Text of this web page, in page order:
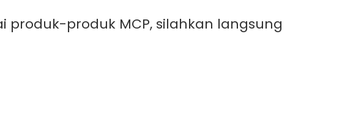
produk MCP, silahkan langsung